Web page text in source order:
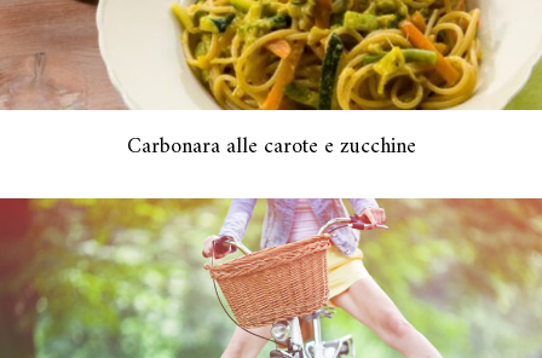
Carbonara alle carote e zucchine